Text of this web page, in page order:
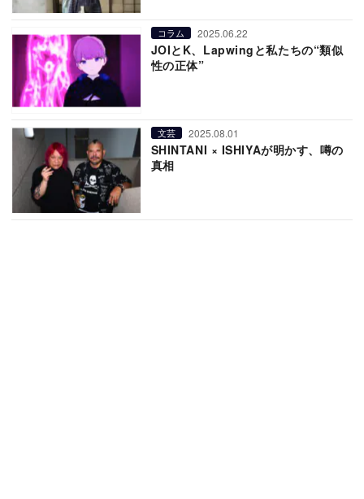
コラム 2025.06.22
JOIとK、Lapwingと私たちの“類似
性の正体”
文芸 2025.08.01
SHINTANI × ISHIYAが明かす、噂の
真相